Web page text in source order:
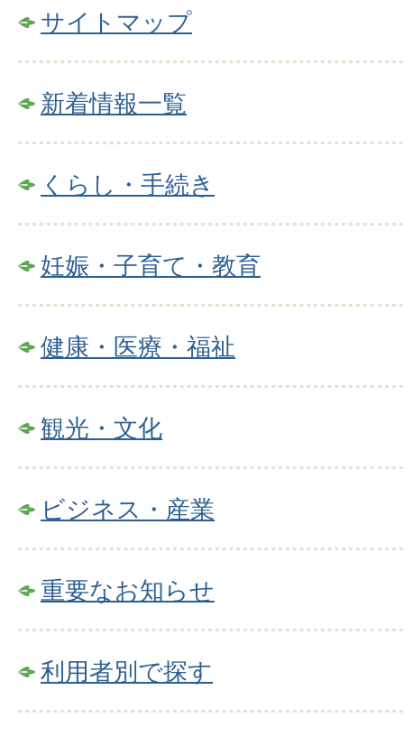
サイトマップ
新着情報一覧
くらし・手続き
妊娠・子育て・教育
健康・医療・福祉
観光・文化
ビジネス・産業
重要なお知らせ
利用者別で探す